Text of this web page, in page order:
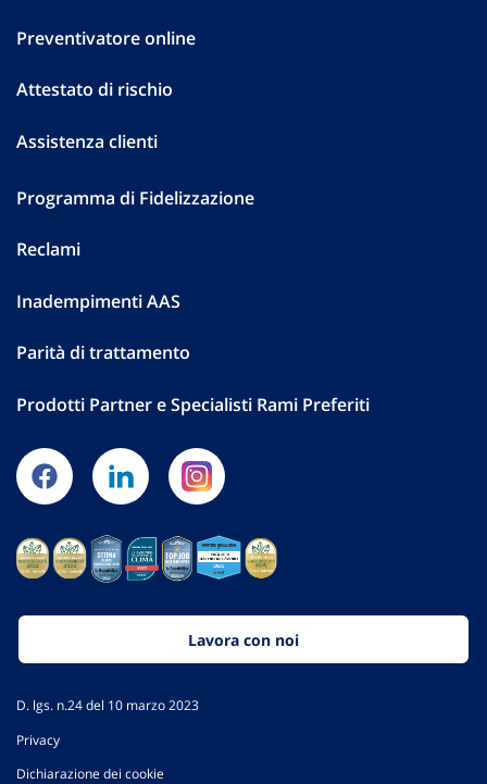
Preventivatore online
Attestato di rischio
Assistenza clienti
Programma di Fidelizzazione
Reclami
Inadempimenti AAS
Parità di trattamento
Prodotti Partner e Specialisti Rami Preferiti
Lavora con noi
D. lgs. n.24 del 10 marzo 2023
Privacy
Dichiarazione dei cookie